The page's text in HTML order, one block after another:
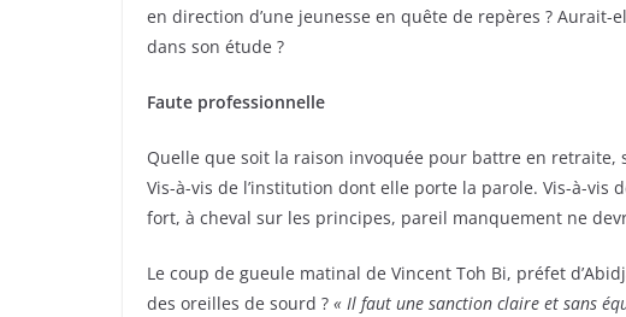
en direction d’une jeunesse en quête de repères ? Aurait-
dans son étude ?
Faute professionnelle
Quelle que soit la raison invoquée pour battre en
Vis-à-vis de l’institution dont elle porte la parole. Vis-à-
fort, à cheval sur les principes, pareil manquement ne
Le coup de gueule matinal de Vincent Toh Bi, préfet
des oreilles de sourd ? « Il faut une sanction claire et sans